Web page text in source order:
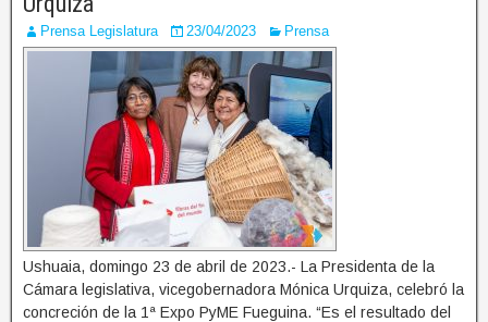
Prensa Legislatura 23/04/2023 Prensa
Ushuaia, domingo 23 de abril de 2023.- La Presidenta de la
Cámara legislativa, vicegobernadora Mónica Urquiza, celebró la
concreción de la 1ª Expo PyME Fueguina. “Es el resultado del